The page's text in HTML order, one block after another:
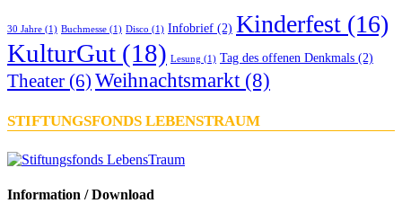
30 Jahre (1) Buchmesse (1) Disco (1) Infobrief (2) Kinderfest (16)
KulturGut (18) Lesung (1) Tag des offenen Denkmals (2)
Theater (6) Weihnachtsmarkt (8)
STIFTUNGSFONDS LEBENSTRAUM
Information / Download